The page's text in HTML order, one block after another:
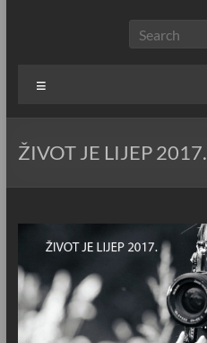
ŽIVOT JE LIJEP 2017.